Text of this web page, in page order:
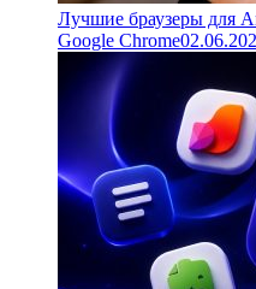
Лучшие браузеры для
Google Chrome